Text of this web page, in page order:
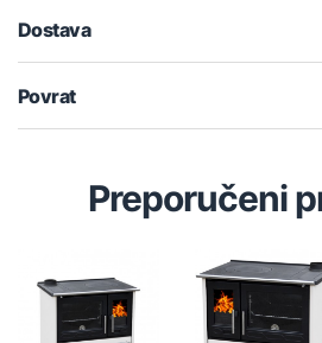
Dostava
Povrat
Preporučeni